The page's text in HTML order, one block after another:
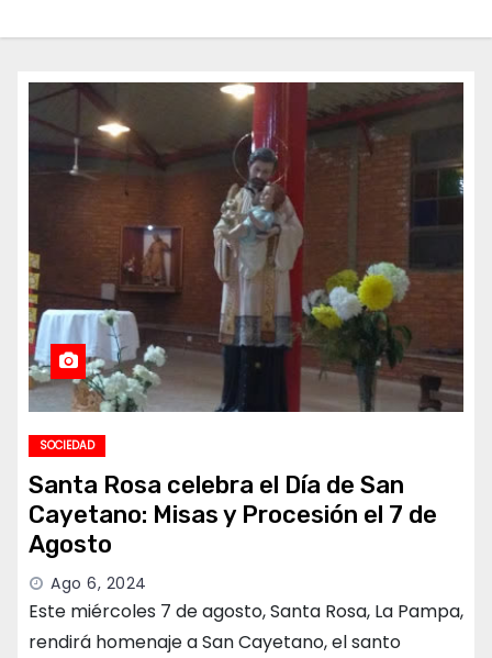
SOCIEDAD
Santa Rosa celebra el Día de San
Cayetano: Misas y Procesión el 7 de
Agosto
Ago 6, 2024
Este miércoles 7 de agosto, Santa Rosa, La Pampa,
rendirá homenaje a San Cayetano, el santo